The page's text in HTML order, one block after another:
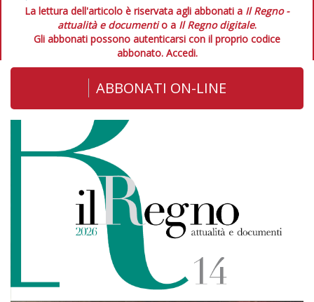
La lettura dell'articolo è riservata agli abbonati a Il Regno -
attualità e documentio a Il Regno digitale.
Gli abbonati possono autenticarsi con il proprio codice
abbonato. Accedi.
ABBONATI ON-LINE